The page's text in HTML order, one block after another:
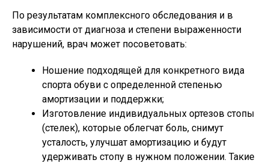
По результатам комплексного обследования и в
зависимости от диагноза и степени выраженности
нарушений, врач может посоветовать:
Ношение подходящей для конкретного вида
спорта обуви с определенной степенью
амортизации и поддержки;
Изготовление индивидуальных ортезов стопы
(стелек), которые облегчат боль, снимут
усталость, улучшат амортизацию и будут
удерживать стопу в нужном положении. Такие